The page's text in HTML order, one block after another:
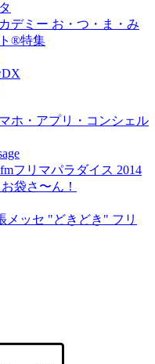
デミー お・つ・ま・み
®特集
ホ・アプリ・コンシェル
フリマパラダイス 2014
袋さ〜ん！
メッセ "どきどき" フリ